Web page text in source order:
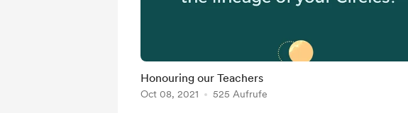
Honouring our Teachers
Oct 08, 2021 525 Aufrufe